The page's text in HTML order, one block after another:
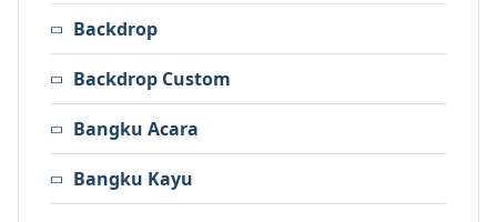
Backdrop
Backdrop Custom
Bangku Acara
Bangku Kayu